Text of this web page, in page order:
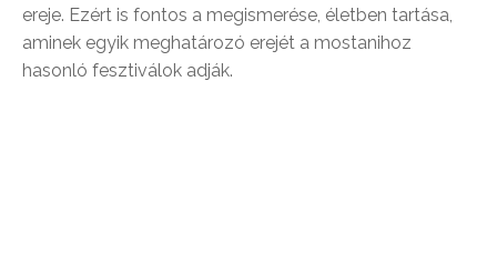
ereje. Ezért is fontos a megismerése, életben tartása,
aminek egyik meghatározó erejét a mostanihoz
hasonló fesztiválok adják.